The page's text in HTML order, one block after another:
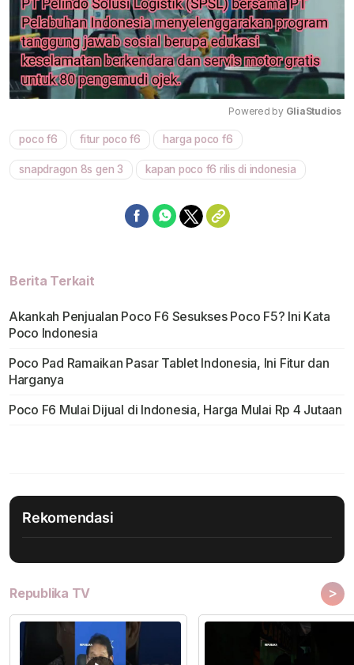
Powered by GliaStudios
poco f6 fitur poco f6 harga poco f6
snapdragon 8s gen 3 kapan poco f6 rilis di indonesia
Berita Terkait
Akankah Penjualan Poco F6 Sesukses Poco F5? Ini Kata
Poco Indonesia
Poco Pad Ramaikan Pasar Tablet Indonesia, Ini Fitur dan
Harganya
Poco F6 Mulai Dijual di Indonesia, Harga Mulai Rp 4 Jutaan
Rekomendasi
Republika TV >